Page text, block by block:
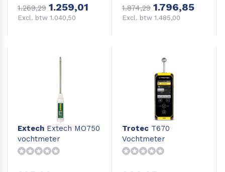
1.269,29 1.259,01
Excl. btw 1.040,50
1.874,29 1.796,85
Excl. btw 1.485,00
Extech Extech MO750
vochtmeter
Trotec T670
Vochtmeter